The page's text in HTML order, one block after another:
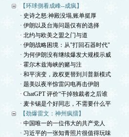
【环球側看成峰--成疯】
· 史诗之怒:神殿没塌,账单挺厚
· 伊朗以及台海问题仅有的选择
· 北约与欧美之盟之门与道
· 伊朗战略困境：从"打回石器时代"
· 为何伊朗没有继续爆发大规模示威
· 霍尔木兹海峡的赌与注
· 和平演变，政权更替到川普新模式
· 题美以夜半惊雷闪电再击伊朗
· ChatGPT 评价“干掉独裁者之后谁
· 麦卡锡是个好同志，不需要什么平
【劲爆雷文：神州疯擂】
· 中国唯一的一位伟大的共产党人
· 习近平的一张知青照片很值得玩味